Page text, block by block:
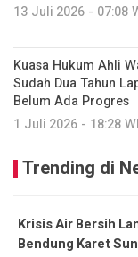
13 Juli 2026 - 07:08
Kuasa Hukum Ahli
Sudah Dua Tahun
Belum Ada Progres
1 Juli 2026 - 18:28
Trending di
Krisis Air Bersih
Bendung Karet